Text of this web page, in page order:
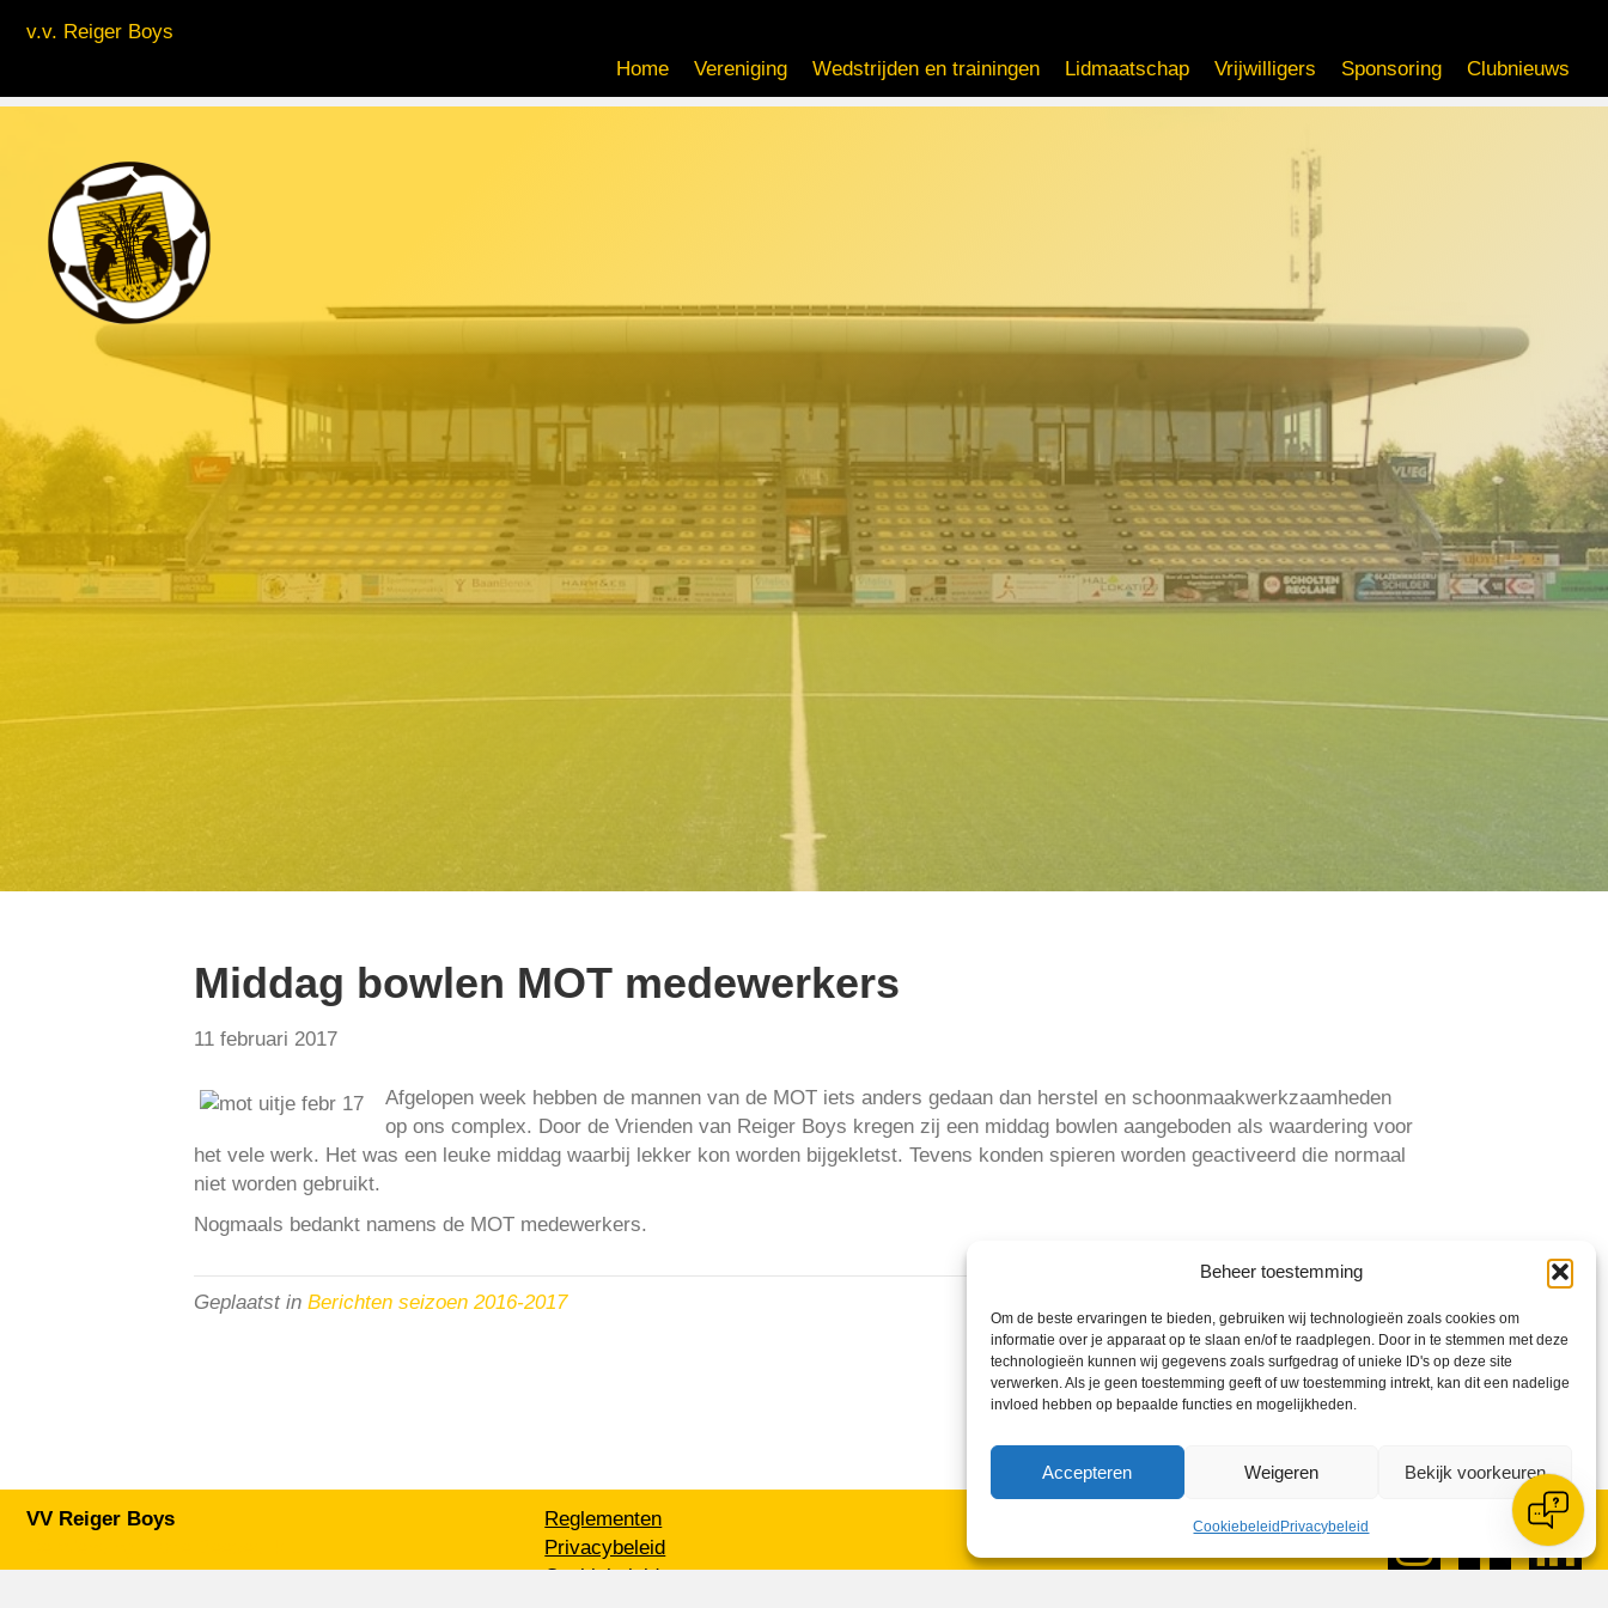
Beheer toestemming
Om de beste ervaringen te bieden, gebruiken wij technologieën zoals cookies om
informatie over je apparaat op te slaan en/of te raadplegen. Door in te stemmen met deze
technologieën kunnen wij gegevens zoals surfgedrag of unieke ID's op deze site
verwerken. Als je geen toestemming geeft of uw toestemming intrekt, kan dit een nadelige
invloed hebben op bepaalde functies en mogelijkheden.
Accepteren Weigeren Bekijk voorkeuren
Cookiebeleid Privacybeleid
v.v. Reiger Boys
Home
Vereniging Wedstrijden en trainingen Lidmaatschap Vrijwilligers Sponsoring Clubnieuws
Middag bowlen MOT medewerkers
11 februari 2017
Afgelopen week hebben de mannen van de MOT iets anders gedaan dan herstel en schoonmaakwerkzaamheden
op ons complex. Door de Vrienden van Reiger Boys kregen zij een middag bowlen aangeboden als waardering voor
het vele werk. Het was een leuke middag waarbij lekker kon worden bijgekletst. Tevens konden spieren worden geactiveerd die normaal
niet worden gebruikt.
Nogmaals bedankt namens de MOT medewerkers.
Geplaatst in Berichten seizoen 2016-2017
VV Reiger Boys
1705 NA Heerhugowaard
Reglementen
Privacybeleid
Cookiebeleid